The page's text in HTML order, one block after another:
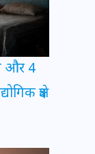
और 4
क्षेत्र